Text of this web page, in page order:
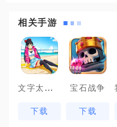
相关手游
文字太疯狂
下载
宝石战争
下载